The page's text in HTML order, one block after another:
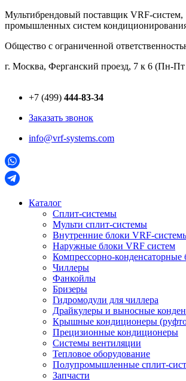
Перейти
к
Мультибрендовый поставщик VRF-cистем,
промышленных систем
Общество с ограниченной
г. Москва, Ферганский проезд, 7 к 6 (Пн-Пт
+7 (499) 444-83-34
Заказать звонок
info@vrf-systems.com
Каталог
Сплит-системы
Мульти сплит-системы
Внутренние блоки VRF-
Наружные блоки VRF cистем
Компрессорно-
Чиллеры
Фанкойлы
Бризеры
Гидромодули для чиллера
Драйкулеры и выносные
Крышные кондиционеры
Прецизионные кондиционеры
Системы вентиляции
Тепловое оборудование
Полупромышленные сплит-
Запчасти